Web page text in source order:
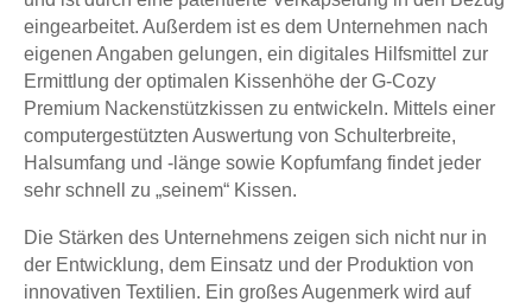
eingearbeitet. Außerdem ist es dem Unternehmen nach
eigenen Angaben gelungen, ein digitales Hilfsmittel zur
Ermittlung der optimalen Kissenhöhe der G-Cozy
Premium Nackenstützkissen zu entwickeln. Mittels einer
computergestützten Auswertung von Schulterbreite,
Halsumfang und -länge sowie Kopfumfang findet jeder
sehr schnell zu „seinem“ Kissen.
Die Stärken des Unternehmens zeigen sich nicht nur in
der Entwicklung, dem Einsatz und der Produktion von
innovativen Textilien. Ein großes Augenmerk wird auf